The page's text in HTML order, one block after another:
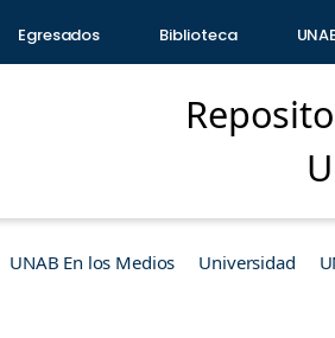
Egresados Biblioteca
UNAB En los Medios Universidad